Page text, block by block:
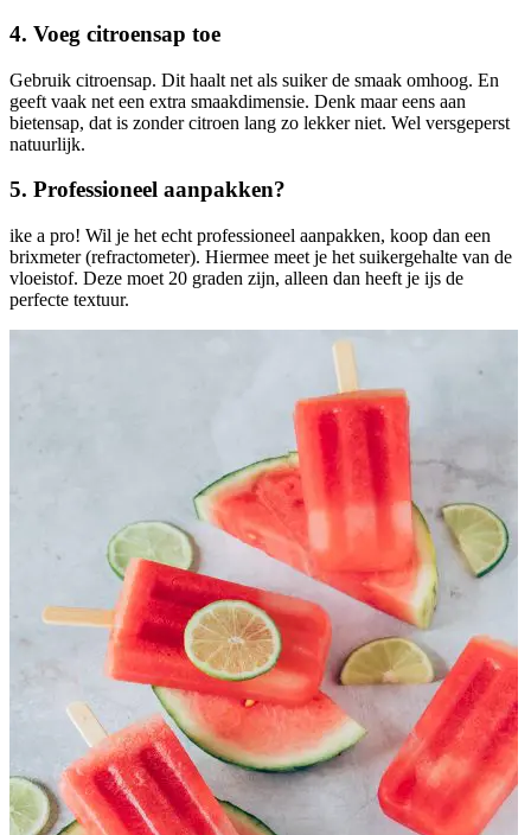
4. Voeg citroensap toe
Gebruik citroensap. Dit haalt net als suiker de smaak omhoog. En
geeft vaak net een extra smaakdimensie. Denk maar eens aan
bietensap, dat is zonder citroen lang zo lekker niet. Wel versgeperst
natuurlijk.
5. Professioneel aanpakken?
ike a pro! Wil je het echt professioneel aanpakken, koop dan een
brixmeter (refractometer). Hiermee meet je het suikergehalte van de
vloeistof. Deze moet 20 graden zijn, alleen dan heeft je ijs de
perfecte textuur.